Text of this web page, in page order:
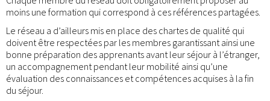
moins une formation qui correspond à ces références partagées.
Le réseau a d’ailleurs mis en place des chartes de qualité qui
doivent être respectées par les membres garantissant ainsi une
bonne préparation des apprenants avant leur séjour à l’étranger,
un accompagnement pendant leur mobilité ainsi qu’une
évaluation des connaissances et compétences acquises à la fin
du séjour.